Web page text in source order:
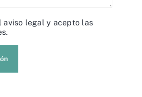
aviso legal y acepto las